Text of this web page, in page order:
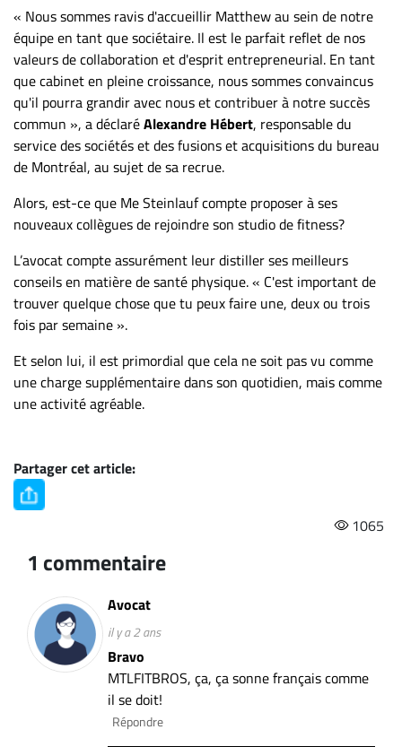
« Nous sommes ravis d'accueillir Matthew au sein de notre
équipe en tant que sociétaire. Il est le parfait reflet de nos
valeurs de collaboration et d'esprit entrepreneurial. En tant
que cabinet en pleine croissance, nous sommes convaincus
qu'il pourra grandir avec nous et contribuer à notre succès
commun », a déclaréAlexandre Hébert, responsable du
service des sociétés et des fusions et acquisitions du bureau
de Montréal, au sujet de sa recrue.
Alors, est-ce que Me Steinlauf compte proposer à ses
nouveaux collègues de rejoindre son studio de fitness?
L’avocat compte assurément leur distiller ses meilleurs
conseils en matière de santé physique. « C'est important de
trouver quelque chose que tu peux faire une, deux ou trois
fois par semaine ».
Et selon lui, il est primordial que cela ne soit pas vu comme
une charge supplémentaire dans son quotidien, mais comme
une activité agréable.
Partager cet article:
1065
1 commentaire
Avocat
il y a 2 ans
Bravo
MTLFITBROS, ça, ça sonne français comme
il se doit!
Répondre